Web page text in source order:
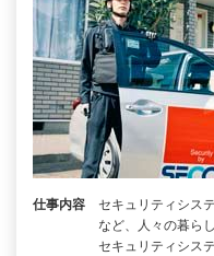
仕事内容
セキュリティシス
など、人々の暮ら
セキュリティシス